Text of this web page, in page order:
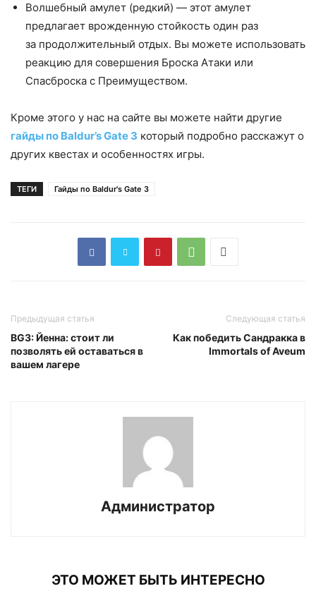
Волшебный амулет (редкий) — этот амулет
предлагает врожденную стойкость один раз
за продолжительный отдых. Вы можете использовать
реакцию для совершения Броска Атаки или
Спасброска с Преимуществом.
Кроме этого у нас на сайте вы можете найти другие
гайды по Baldur’s Gate 3 который подробно расскажут о
других квестах и особенностях игры.
ТЕГИ Гайды по Baldur's Gate 3
Предыдущая статья
BG3: Йенна: стоит ли
позволять ей оставаться в
вашем лагере
Следующая статья
Как победить Сандракка в
Immortals of Aveum
Администратор
ЭТО МОЖЕТ БЫТЬ ИНТЕРЕСНО